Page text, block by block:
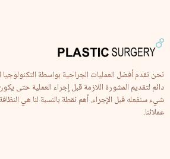
نحن نقدم أفضل العمليات الجراحية بواسطة التكنولوجيا
دائم لتقديم المشورة اللازمة قبل إجراء العملية حتى
شيء سنفعله قبل الإجراء. أهم نقطة بالنسبة لنا هي
عملائنا.